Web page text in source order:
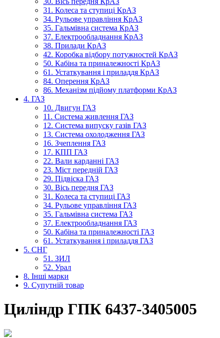
31. Колеса та ступиці КрАЗ
34. Рульове управління КрАЗ
35. Гальмівна система КрАЗ
37. Електрообладнання КрАЗ
38. Прилади КрАЗ
42. Коробка відбору потужностей КрАЗ
50. Кабіна та приналежності КрАЗ
61. Устаткування і приладдя КрАЗ
84. Оперення КрАЗ
86. Механізм підйому платформи КрАЗ
4. ГАЗ
10. Двигун ГАЗ
11. Система живлення ГАЗ
12. Система випуску газів ГАЗ
13. Система охолодження ГАЗ
16. Зчеплення ГАЗ
17. КПП ГАЗ
22. Вали карданні ГАЗ
23. Міст передній ГАЗ
29. Підвіска ГАЗ
30. Вісь передня ГАЗ
31. Колеса та ступиці ГАЗ
34. Рульове управління ГАЗ
35. Гальмівна система ГАЗ
37. Електрообладнання ГАЗ
50. Кабіна та приналежності ГАЗ
61. Устаткування і приладдя ГАЗ
5. СНГ
51. ЗИЛ
52. Урал
8. Інші марки
9. Супутній товар
Циліндр ГПК 6437-3405005